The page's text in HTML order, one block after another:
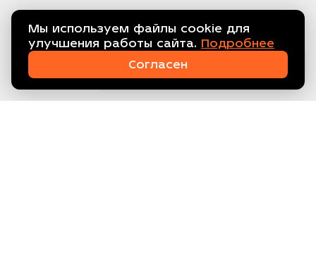
Мы используем файлы cookie для
улучшения работы сайта. Подробнее
Согласен
Связаться с нами!